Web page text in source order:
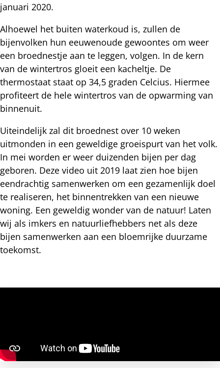
januari 2020.
Alhoewel het buiten waterkoud is, zullen de
bijenvolken hun eeuwenoude gewoontes om weer
een broednestje aan te leggen, volgen. In de kern
van de wintertros gloeit een kacheltje. De
thermostaat staat op 34,5 graden Celcius. Hiermee
profiteert de hele wintertros van de opwarming van
binnenuit.
Uiteindelijk zal dit broednest over 10 weken
uitmonden in een geweldige groeispurt van het volk.
In mei worden er weer duizenden bijen per dag
geboren. Deze video uit 2019 laat zien hoe bijen
eendrachtig samenwerken om een gezamenlijk doel
te realiseren, het binnentrekken van een nieuwe
woning. Een geweldig wonder van de natuur! Laten
wij als imkers en natuurliefhebbers net als deze
bijen samenwerken aan een bloemrijke duurzame
toekomst.